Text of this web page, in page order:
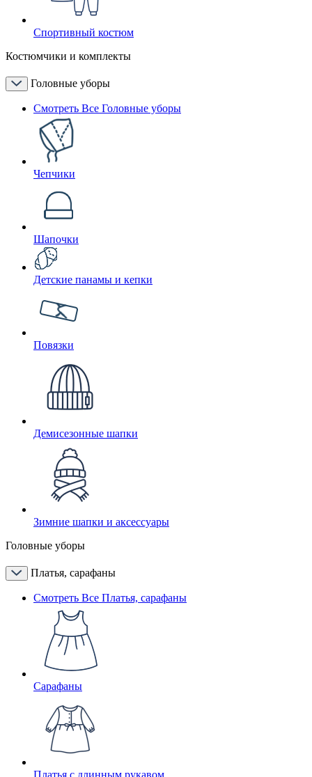
Спортивный костюм
Костюмчики и комплекты
Головные уборы
Смотреть Все Головные уборы
Чепчики
Шапочки
Детские панамы и кепки
Повязки
Демисезонные шапки
Зимние шапки и аксессуары
Головные уборы
Платья, сарафаны
Смотреть Все Платья, сарафаны
Сарафаны
Платья с длинным рукавом